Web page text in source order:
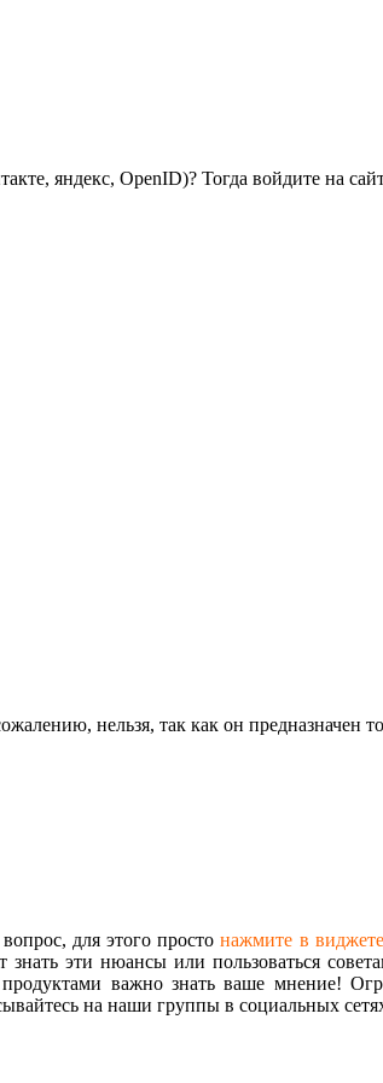
яндекс, OpenID)? Тогда войдите на
нельзя, так как он предназначен
для этого простонажмите в
знать эти нюансы или пользоваться
важно знать ваше мнение!
на наши группы в социальных